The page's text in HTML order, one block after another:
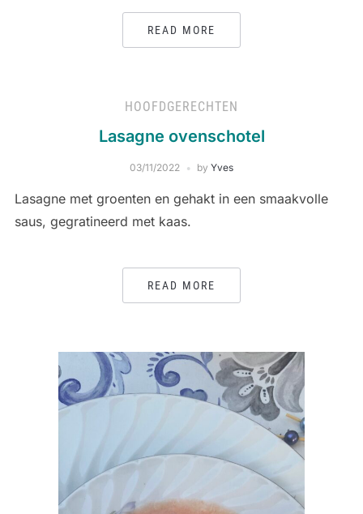
READ MORE
HOOFDGERECHTEN
Lasagne ovenschotel
03/11/2022 by Yves
Lasagne met groenten en gehakt in een smaakvolle
saus, gegratineerd met kaas.
READ MORE